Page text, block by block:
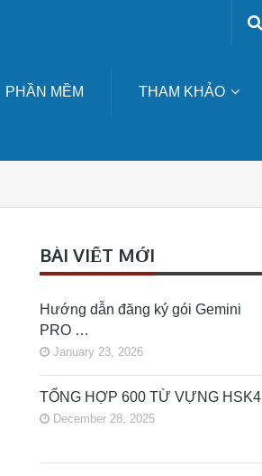
PHẦN MỀM THAM KHẢO
BÀI VIẾT MỚI
Hướng dẫn đăng ký gói Gemini
PRO …
January 23, 2026
TỔNG HỢP 600 TỪ VỰNG HSK4
December 28, 2025